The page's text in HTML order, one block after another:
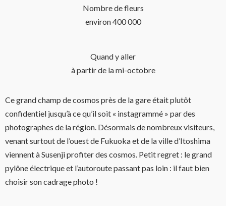
Nombre de fleurs
environ 400 000
Quand y aller
à partir de la mi-octobre
Ce grand champ de cosmos près de la gare était plutôt
confidentiel jusqu’à ce qu’il soit « instagrammé » par des
photographes de la région. Désormais de nombreux visiteurs,
venant surtout de l’ouest de Fukuoka et de la ville d’Itoshima
viennent à Susenji profiter des cosmos. Petit regret : le grand
pylône électrique et l’autoroute passant pas loin : il faut bien
choisir son cadrage photo !